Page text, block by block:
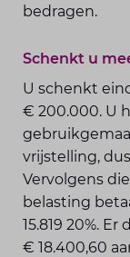
bedragen.
Schenkt u
U schenkt
€ 200.000. U
vrijstelling,
Vervolgens
belasting
15.819 20%.
€ 18.400,60